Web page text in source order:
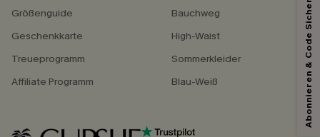
Größenguide
Geschenkkarte
Treueprogramm
Affiliate Programm
Bauchweg
High-Waist
Sommerkleider
Blau-Weiß
15% ohne MBW für E-Mail-Abonnenten.
*Ein Code pro Bestellung. Jeder Code ist einmal gültig.
undDatenschutzbestimmungen. Sie können sich jederzeit abmelden.
Abonnieren & Code Sichern